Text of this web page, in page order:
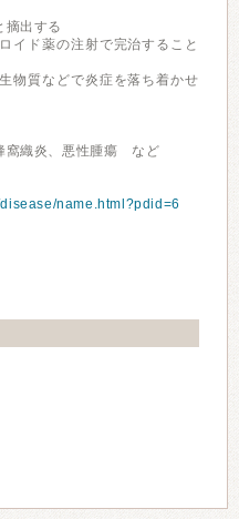
摘出する
イド薬の注射で完治すること
物質などで炎症を落ち着かせ
窩織炎、悪性腫瘍 など
name.html?pdid=6